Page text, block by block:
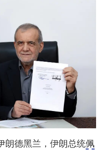
朗德黑兰，伊朗总统佩